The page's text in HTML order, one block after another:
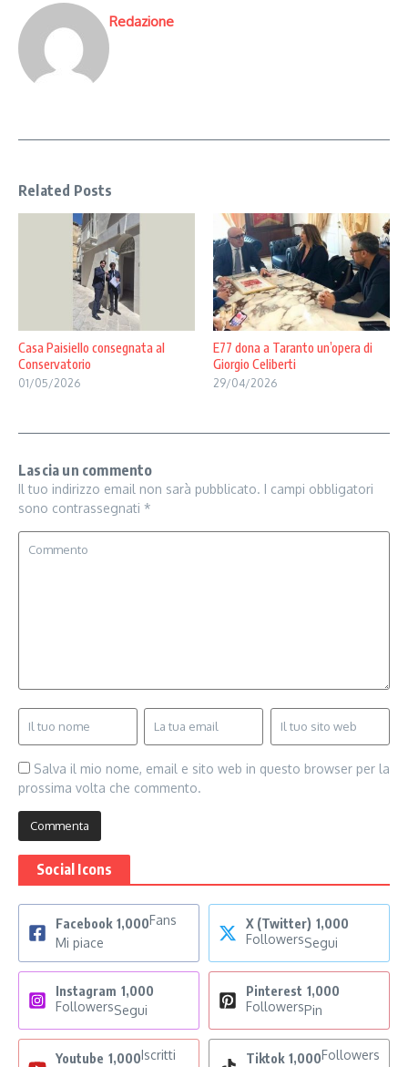
Redazione
Related Posts
Casa Paisiello consegnata al
Conservatorio
01/05/2026
E77 dona a Taranto un’opera di
Giorgio Celiberti
29/04/2026
Lascia un commento
Il tuo indirizzo email non sarà pubblicato. I campi obbligatori
sono contrassegnati *
Salva il mio nome, email e sito web in questo browser per la
prossima volta che commento.
Social Icons
Facebook 1,000Fans
Mi piace
X (Twitter) 1,000
FollowersSegui
Instagram 1,000
FollowersSegui
Pinterest 1,000
FollowersPin
Youtube 1,000Iscritti
Tiktok 1,000Followers